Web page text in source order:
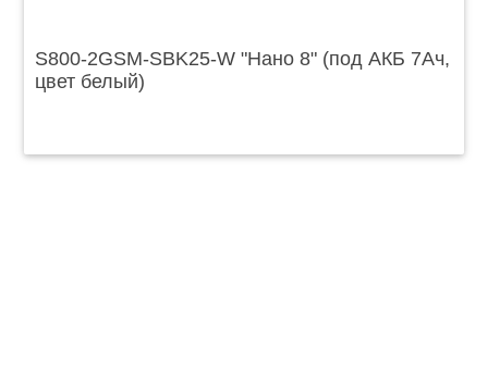
S800-2GSM-SBK25-W "Нано 8" (под АКБ 7Ач,
цвет белый)